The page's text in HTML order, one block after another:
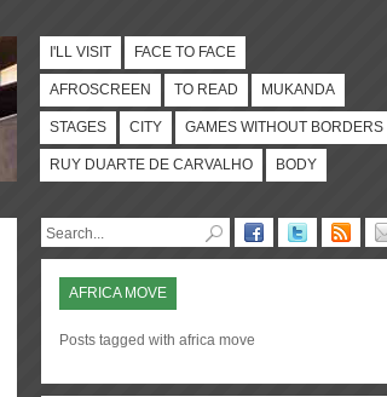
I'LL VISIT FACE TO FACE
AFROSCREEN TO READ MUKANDA
STAGES CITY GAMES WITHOUT BORDERS
RUY DUARTE DE CARVALHO BODY
AFRICA MOVE
Posts tagged with africa move